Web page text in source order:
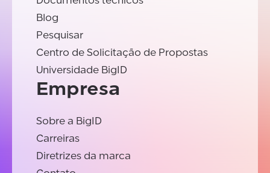
Blog
Pesquisar
Centro de Solicitação de Propostas
Universidade BigID
Empresa
Sobre a BigID
Carreiras
Diretrizes da marca